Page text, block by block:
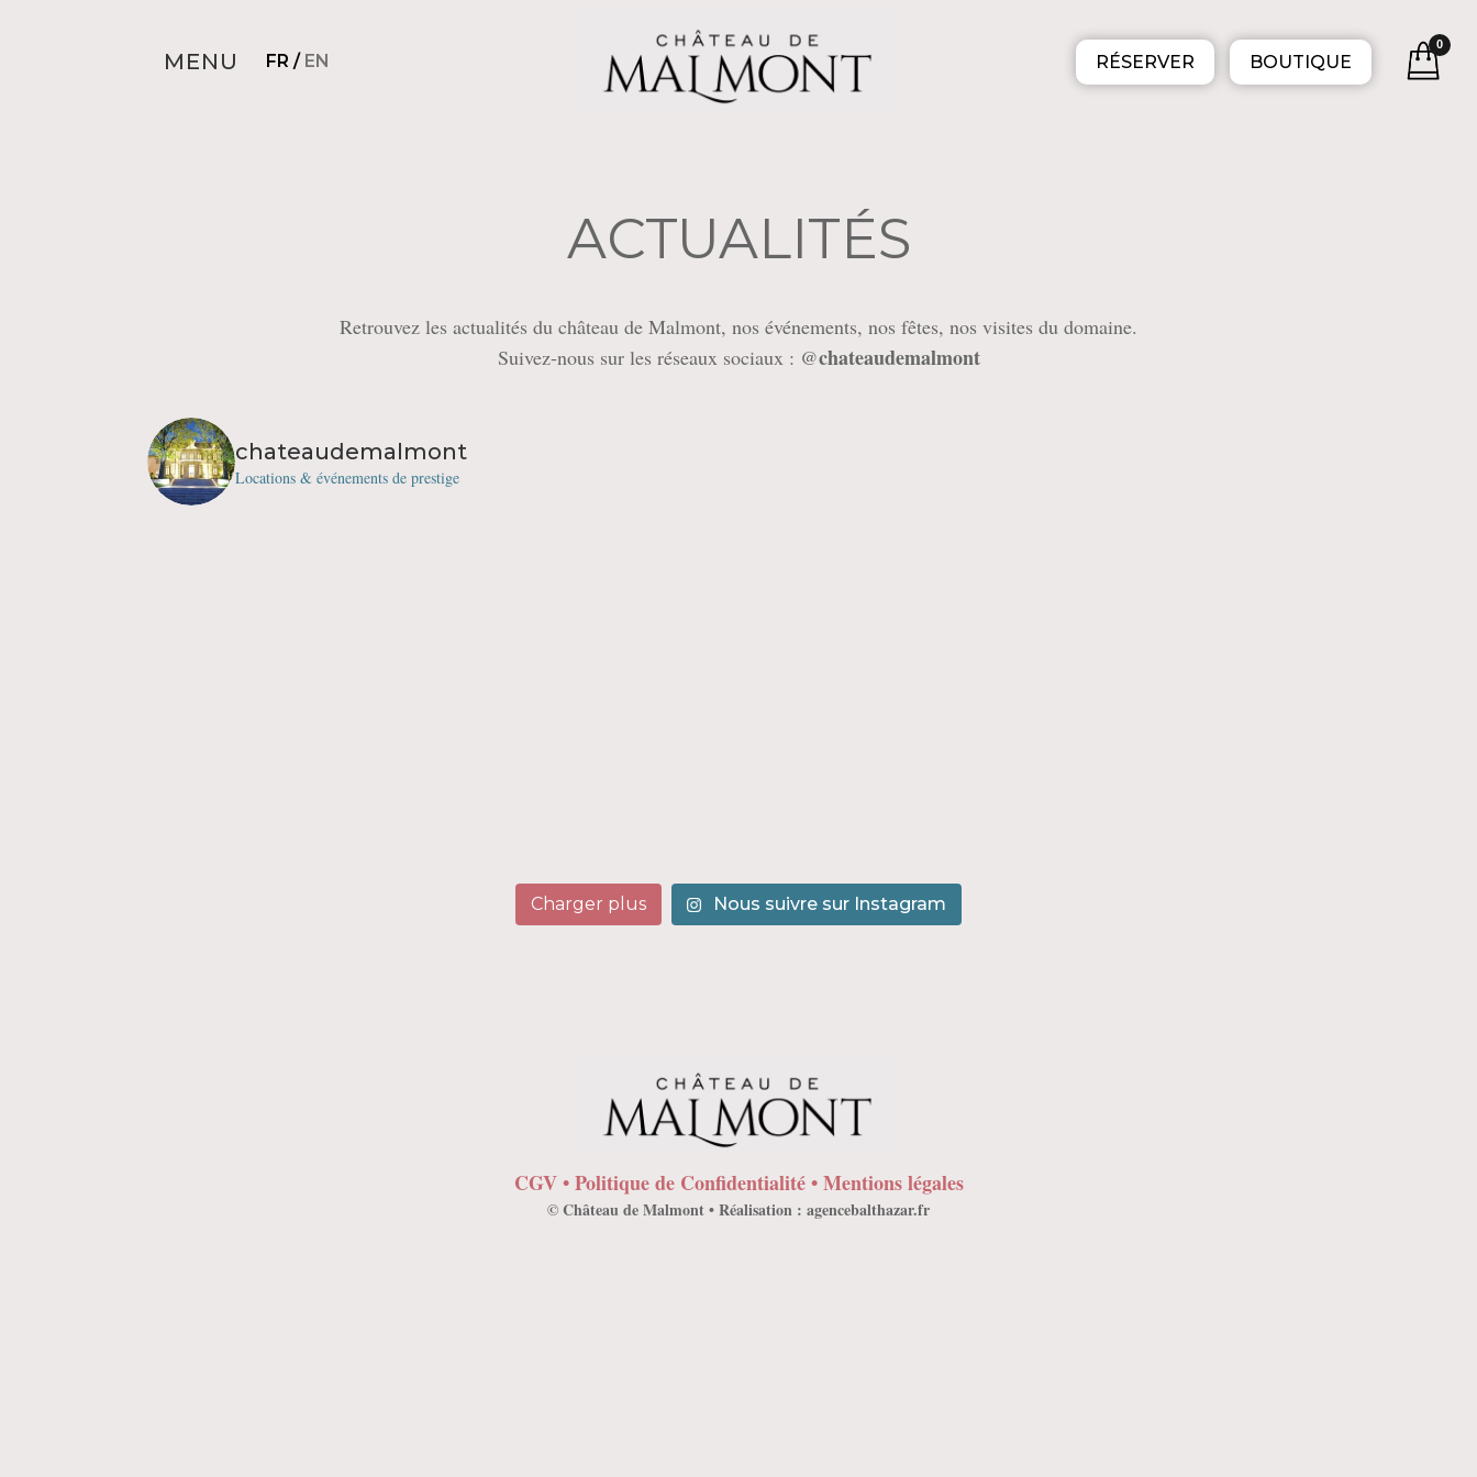
MENU FR / EN RÉSERVER BOUTIQUE
0
ACTUALITÉS
Retrouvez les actualités du château de Malmont, nos événements, nos fêtes, nos visites du domaine.
Suivez-nous sur les réseaux sociaux : @chateaudemalmont
chateaudemalmont
Locations & événements de prestige
Charger plus Nous suivre sur Instagram
CGV•Politique de Confidentialité•Mentions légales
© Château de Malmont • Réalisation : agencebalthazar.fr